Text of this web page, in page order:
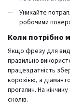
Уникайте
робочими
Коли потрібно
Якщо фрезу для
правильно
працездатність
корозією, а
прогалин. На
сколів.